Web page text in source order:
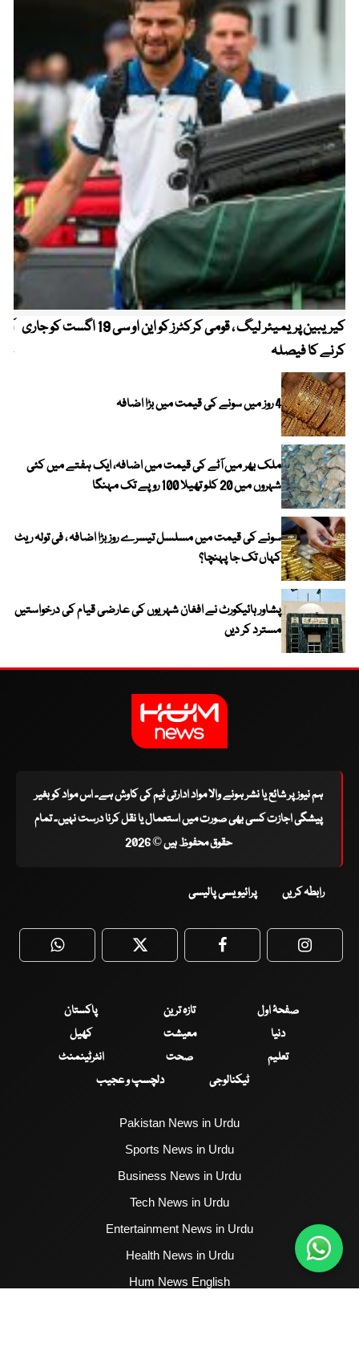
کیریبین پریمیئر لیگ ، قومی کرکٹرز کو این او سی 19 اگست کو جاری
کرنے کا فیصلہ
4 روز میں سونے کی قیمت میں بڑا اضافہ
ملک بھر میں آٹے کی قیمت میں اضافہ، ایک ہفتے میں کئی
شہروں میں 20 کلو تھیلا 100 روپے تک مہنگا
سونے کی قیمت میں مسلسل تیسرے روز بڑا اضافہ ، فی تولہ ریٹ
کہاں تک جا پہنچا؟
پشاور ہائیکورٹ نے افغان شہریوں کی عارضی قیام کی درخواستیں
مسترد کر دیں
ہم نیوز پر شائع یا نشر ہونے والا مواد ادارتی ٹیم کی کاوش ہے۔ اس مواد کو بغیر
پیشگی اجازت کسی بھی صورت میں استعمال یا نقل کرنا درست نہیں۔ تمام
حقوق محفوظ ہیں © 2026
رابطہ کریں پرائیویسی پالیسی
WhatsApp Twitter Facebook
صفحۂ اول تازہ ترین
پاکستان
دنیا
معیشت
کھیل
تعلیم
صحت
انٹرٹینمنٹ
ٹیکنالوجی
دلچسپ و عجیب
Pakistan News in Urdu
Sports News in Urdu
Business News in Urdu
Tech News in Urdu
Entertainment News in Urdu
Health News in Urdu
Hum News English